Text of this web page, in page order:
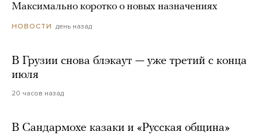
Максимально коротко о новых назначениях
НОВОСТИ день назад
В Грузии снова блэкаут — уже третий с конца
июля
20 часов назад
В Сандармохе казаки и «Русская община»